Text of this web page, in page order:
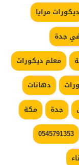
ديكورات مرايا
جدة
معلم ديكورات
دهانات
جدة
مكة
0545791353